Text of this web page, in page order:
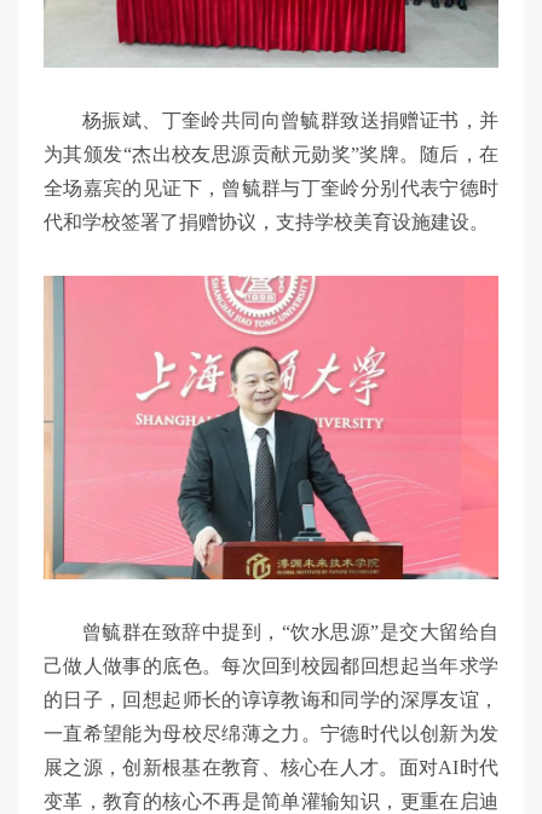
杨振斌、丁奎岭共同向曾毓群致送捐赠证书，并
为其颁发“杰出校友思源贡献元勋奖”奖牌。随后，在
全场嘉宾的见证下，曾毓群与丁奎岭分别代表宁德时
代和学校签署了捐赠协议，支持学校美育设施建设。
曾毓群在致辞中提到，“饮水思源”是交大留给自
己做人做事的底色。每次回到校园都回想起当年求学
的日子，回想起师长的谆谆教诲和同学的深厚友谊，
一直希望能为母校尽绵薄之力。宁德时代以创新为发
展之源，创新根基在教育、核心在人才。面对AI时代
变革，教育的核心不再是简单灌输知识，更重在启迪